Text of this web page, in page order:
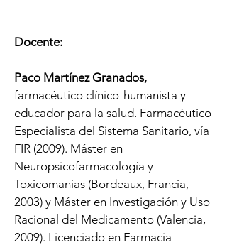
Docente:
Paco Martínez Granados,
farmacéutico clínico-humanista y
educador para la salud. Farmacéutico
Especialista del Sistema Sanitario, vía
FIR (2009). Máster en
Neuropsicofarmacología y
Toxicomanías (Bordeaux, Francia,
2003) y Máster en Investigación y Uso
Racional del Medicamento (Valencia,
2009). Licenciado en Farmacia